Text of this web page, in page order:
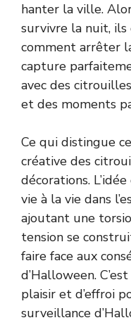
hanter la ville.
survivre la nuit,
comment arrêter
capture
avec des
et des moments
Ce qui distingue
créative des
décorations.
vie à la vie dans
ajoutant une
tension se
faire face aux
d’Halloween.
plaisir et d’effroi
surveillance